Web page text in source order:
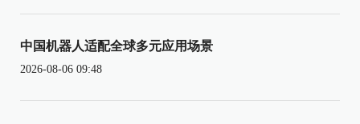
中国机器人适配全球多元应用场景
2026-08-06 09:48